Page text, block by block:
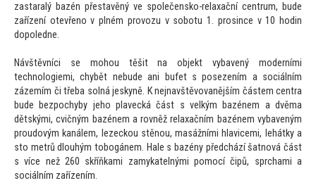
zastaralý bazén přestavěný ve společensko-relaxační centrum, bude
zařízení otevřeno v plném provozu v sobotu 1. prosince v 10 hodin
dopoledne.
Návštěvníci se mohou těšit na objekt vybavený moderními
technologiemi, chybět nebude ani bufet s posezením a sociálním
zázemím či třeba solná jeskyně. K nejnavštěvovanějším částem centra
bude bezpochyby jeho plavecká část s velkým bazénem a dvěma
dětskými, cvičným bazénem a rovněž relaxačním bazénem vybaveným
proudovým kanálem, lezeckou stěnou, masážními hlavicemi, lehátky a
sto metrů dlouhým tobogánem. Hale s bazény předchází šatnová část
s více než 260 skříňkami zamykatelnými pomocí čipů, sprchami a
sociálním zařízením.